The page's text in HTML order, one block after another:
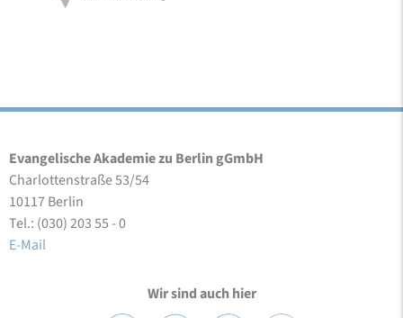
Evangelische Akademie zu Berlin gGmbH
Charlottenstraße 53/54
10117 Berlin
Tel.: (030) 203 55 - 0
E-Mail
Wir sind auch hier